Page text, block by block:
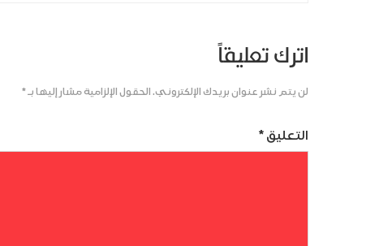
اترك تعليقاً
لن يتم نشر عنوان بريدك الإلكتروني. الحقول الإلزامية مشار إليها بـ*
التعليق *